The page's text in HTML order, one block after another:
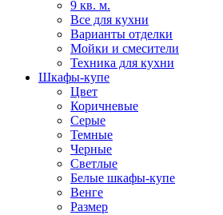
9 кв. м.
Все для кухни
Варианты отделки
Мойки и смесители
Техника для кухни
Шкафы-купе
Цвет
Коричневые
Серые
Темные
Черные
Светлые
Белые шкафы-купе
Венге
Размер